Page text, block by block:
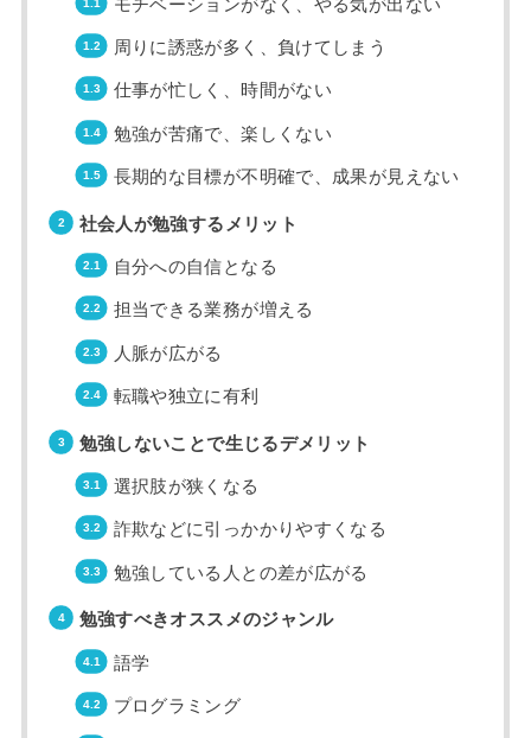
モチベーションがなく、やる気が出ない
周りに誘惑が多く、負けてしまう
仕事が忙しく、時間がない
勉強が苦痛で、楽しくない
長期的な目標が不明確で、成果が見えない
社会人が勉強するメリット
自分への自信となる
担当できる業務が増える
人脈が広がる
転職や独立に有利
勉強しないことで生じるデメリット
選択肢が狭くなる
詐欺などに引っかかりやすくなる
勉強している人との差が広がる
勉強すべきオススメのジャンル
語学
プログラミング